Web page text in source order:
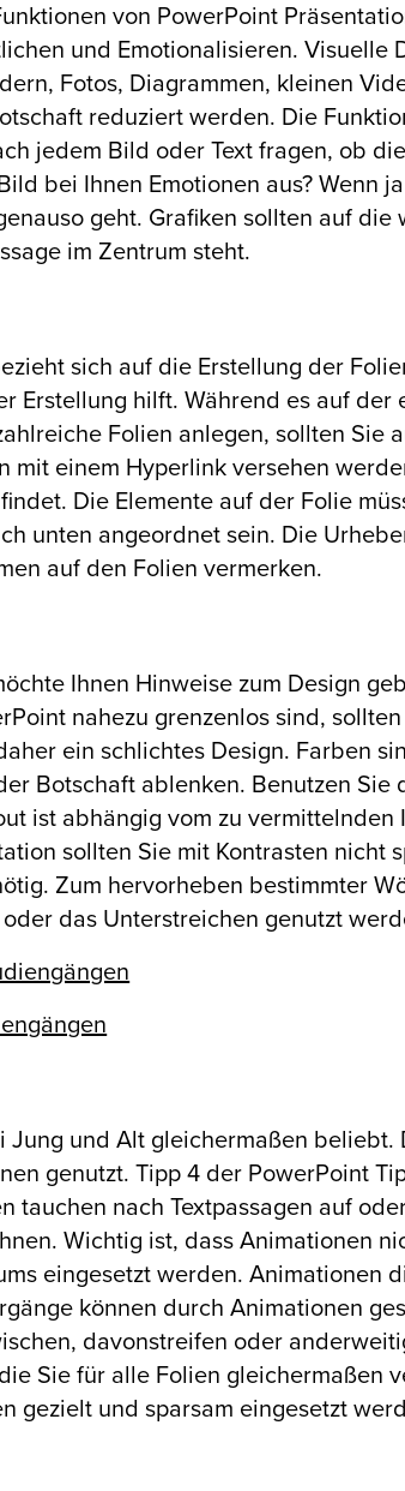
von PowerPoint
und Emotionalisieren. Visuelle
Fotos, Diagrammen, kleinen
reduziert werden. Die
jedem Bild oder Text fragen, ob
bei Ihnen Emotionen aus? Wenn
geht. Grafiken sollten auf
im Zentrum steht.
sich auf die Erstellung der
Erstellung hilft. Während es auf der
Folien anlegen, sollten Sie
mit einem Hyperlink versehen
Die Elemente auf der Folie
unten angeordnet sein. Die
auf den Folien vermerken.
Ihnen Hinweise zum Design
nahezu grenzenlos sind,
ein schlichtes Design. Farben
Botschaft ablenken. Benutzen
ist abhängig vom zu
sollten Sie mit Kontrasten nicht
Zum hervorheben bestimmter
das Unterstreichen genutzt
Jung und Alt gleichermaßen beliebt.
genutzt. Tipp 4 der PowerPoint
tauchen nach Textpassagen auf
Wichtig ist, dass Animationen
eingesetzt werden. Animationen
können durch Animationen
davonstreifen oder
Sie für alle Folien gleichermaßen
gezielt und sparsam eingesetzt